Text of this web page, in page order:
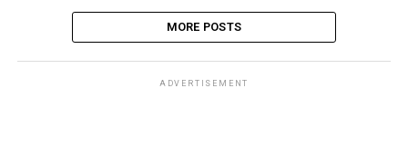
MORE POSTS
ADVERTISEMENT